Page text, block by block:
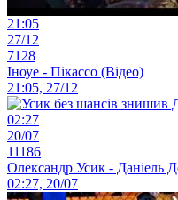
21:05
27/12
7128
Іноуе - Пікассо (Відео)
21:05, 27/12
02:27
20/07
11186
Олександр Усик - Даніель
02:27, 20/07